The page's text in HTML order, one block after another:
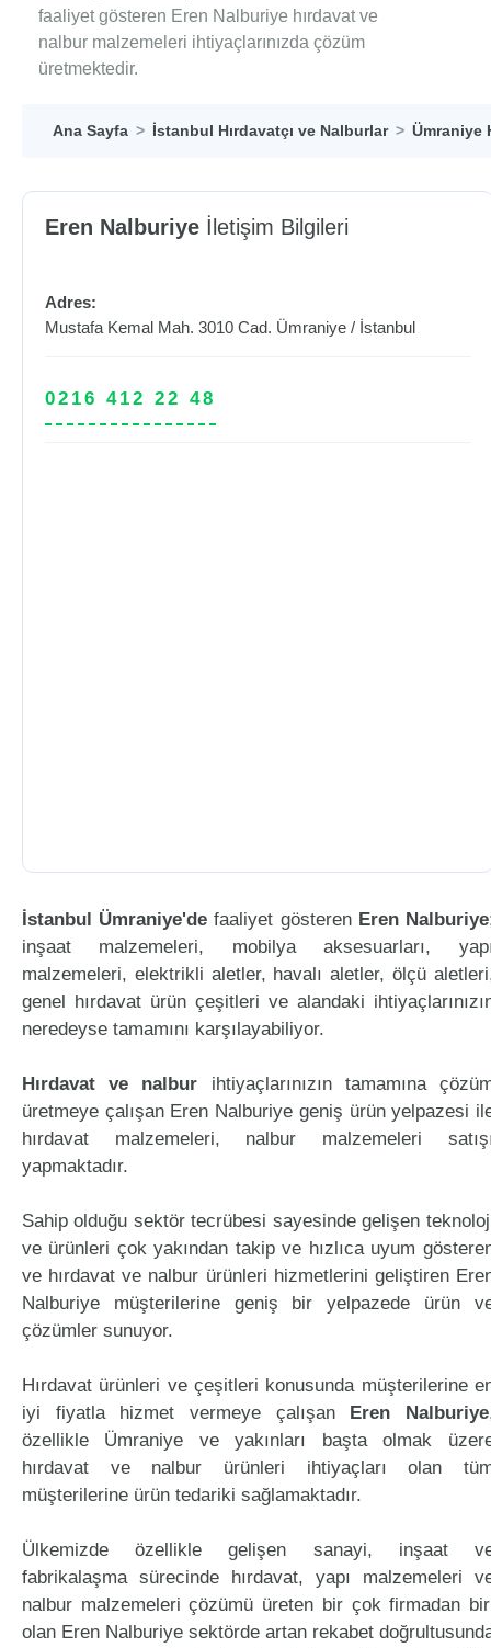
faaliyet gösteren Eren Nalburiye hırdavat ve
nalbur malzemeleri ihtiyaçlarınızda çözüm
üretmektedir.
Ana Sayfa İstanbul Hırdavatçı ve Nalburlar Ümraniye
Eren Nalburiye İletişim Bilgileri
Adres:
Mustafa Kemal Mah. 3010 Cad. Ümraniye / İstanbul
0216 412 22 48
İstanbul Ümraniye'de faaliyet gösteren Eren Nalburiye
inşaat malzemeleri, mobilya aksesuarları,
malzemeleri, elektrikli aletler, havalı aletler, ölçü
genel hırdavat ürün çeşitleri ve alandaki
neredeyse tamamını karşılayabiliyor.
Hırdavat ve nalbur ihtiyaçlarınızın tamamına
üretmeye çalışan Eren Nalburiye geniş ürün yelpazesi
hırdavat malzemeleri, nalbur malzemeleri
yapmaktadır.
Sahip olduğu sektör tecrübesi sayesinde gelişen
ve ürünleri çok yakından takip ve hızlıca uyum
ve hırdavat ve nalbur ürünleri hizmetlerini geliştiren
Nalburiye müşterilerine geniş bir yelpazede ürün
çözümler sunuyor.
Hırdavat ürünleri ve çeşitleri konusunda müşterilerine
iyi fiyatla hizmet vermeye çalışan Eren Nalburiye
özellikle Ümraniye ve yakınları başta olmak
hırdavat ve nalbur ürünleri ihtiyaçları olan
müşterilerine ürün tedariki sağlamaktadır.
Ülkemizde özellikle gelişen sanayi, inşaat
fabrikalaşma sürecinde hırdavat, yapı malzemeleri
nalbur malzemeleri çözümü üreten bir çok firmadan
olan Eren Nalburiye sektörde artan rekabet